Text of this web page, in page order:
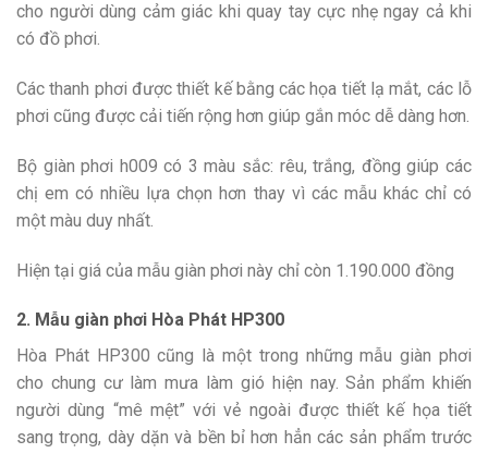
cho người dùng cảm giác khi quay tay cực nhẹ ngay cả khi
có đồ phơi.
Các thanh phơi được thiết kế bằng các họa tiết lạ mắt, các lỗ
phơi cũng được cải tiến rộng hơn giúp gắn móc dễ dàng hơn.
Bộ giàn phơi h009 có 3 màu sắc: rêu, trắng, đồng giúp các
chị em có nhiều lựa chọn hơn thay vì các mẫu khác chỉ có
một màu duy nhất.
Hiện tại giá của mẫu giàn phơi này chỉ còn 1.190.000 đồng
2. Mẫu giàn phơi Hòa Phát HP300
Hòa Phát HP300 cũng là một trong những mẫu giàn phơi
cho chung cư làm mưa làm gió hiện nay. Sản phẩm khiến
người dùng “mê mệt” với vẻ ngoài được thiết kế họa tiết
sang trọng, dày dặn và bền bỉ hơn hẳn các sản phẩm trước